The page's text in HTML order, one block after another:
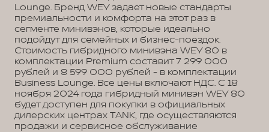
Lounge. Бренд WEY задает новые стандарты
премиальности и комфорта на этот раз в
сегменте минивэнов, которые идеально
подойдут для семейных и бизнес-поездок.
Стоимость гибридного минивэна WEY 80 в
комплектации Premium составит 7 299 000
рублей и 8 599 000 рублей - в комплектации
Business Lounge. Все цены включают НДС. С 18
ноября 2024 года гибридный минивэн WEY 80
будет доступен для покупки в официальных
дилерских центрах TANK, где осуществляются
продажи и сервисное обслуживание